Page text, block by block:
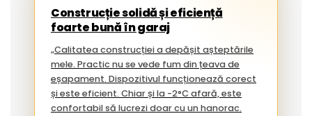
Construcție solidă și eficiență
foarte bună în garaj
„Calitatea construcției a depășit așteptările
mele. Practic nu se vede fum din țeava de
eșapament. Dispozitivul funcționează corect
și este eficient. Chiar și la -2°C afară, este
confortabil să lucrezi doar cu un hanorac.